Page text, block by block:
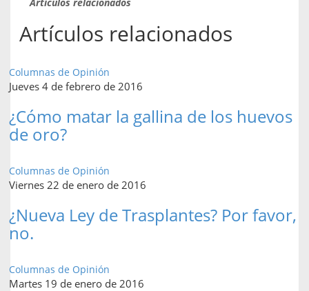
Artículos relacionados
Columnas de Opinión
Jueves 4 de febrero de 2016
¿Cómo matar la gallina de los huevos
de oro?
Columnas de Opinión
Viernes 22 de enero de 2016
¿Nueva Ley de Trasplantes? Por favor,
no.
Columnas de Opinión
Martes 19 de enero de 2016